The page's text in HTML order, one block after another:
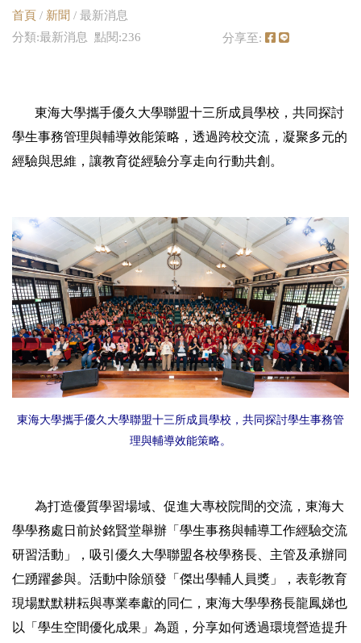
首頁 / 新聞 / 最新消息
分類:最新消息 點閱:236
分享至:
東海大學攜手優久大學聯盟十三所成員學校，共同探討
學生事務管理與輔導效能策略，透過跨校交流，凝聚多元的
經驗與思維，讓教育從經驗分享走向行動共創。
東海大學攜手優久大學聯盟十三所成員學校，共同探討學生事務管
理與輔導效能策略。
為打造優質學習場域、促進大專校院間的交流，東海大
學學務處日前於銘賢堂舉辦「學生事務與輔導工作經驗交流
研習活動」，吸引優久大學聯盟各校學務長、主管及承辦同
仁踴躍參與。活動中除頒發「傑出學輔人員獎」，表彰教育
現場默默耕耘與專業奉獻的同仁，東海大學學務長龍鳳娣也
以「學生空間優化成果」為題，分享如何透過環境營造提升